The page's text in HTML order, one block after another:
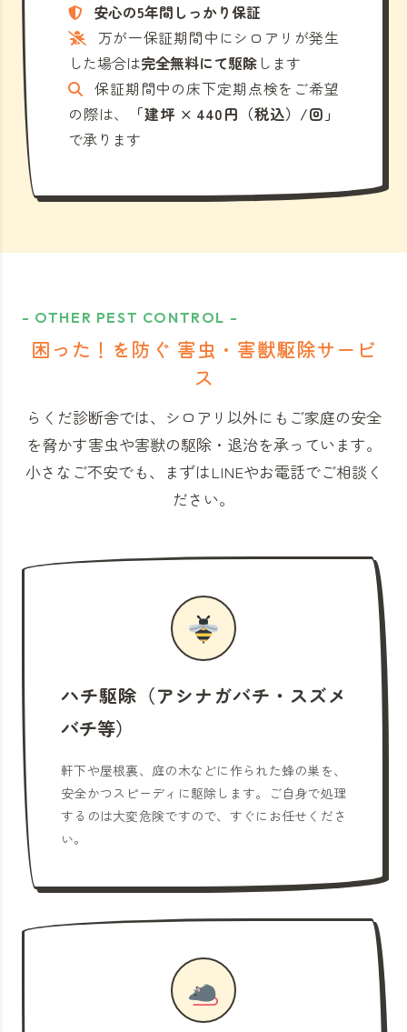
安心の5年間しっかり保証
万が一保証期間中にシロアリが発生
した場合は完全無料にて駆除 します
保証期間中の床下定期点検をご希望
の際は、
「建坪 × 440円（税込）/回」
で承ります
- OTHER PEST CONTROL -
困った！を防ぐ 害虫・害獣駆除サービ
ス
らくだ診断舎では、シロアリ以外にもご家庭の安全
を脅かす害虫や害獣の駆除・退治を承っています。
小さなご不安でも、まずはLINEやお電話でご相談く
ださい。
ハチ駆除（アシナガバチ・スズメ
バチ等）
軒下や屋根裏、庭の木などに作られた蜂の巣を、
安全かつスピーディに駆除します。ご自身で処理
するのは大変危険ですので、すぐにお任せくださ
い。